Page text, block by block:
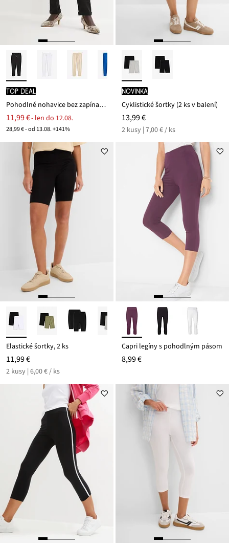
TOP DEAL
Pohodlné nohavice bez zapínania Punto di Roma
11,99 €- len do 12.08.
28,99 € - od 13.08. +141%
novinka
Cyklistické šortky (2 ks v balení)
13,99 €
2 kusy | 7,00 € / ks
Elastické šortky, 2 ks
11,99 €
2 kusy | 6,00 € / ks
Capri legíny s pohodlným pásom
8,99 €